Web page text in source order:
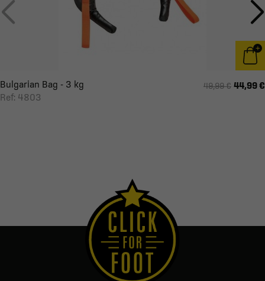
Bulgarian Bag - 3 kg
Ref: 4803
49,99 € 44,99 €